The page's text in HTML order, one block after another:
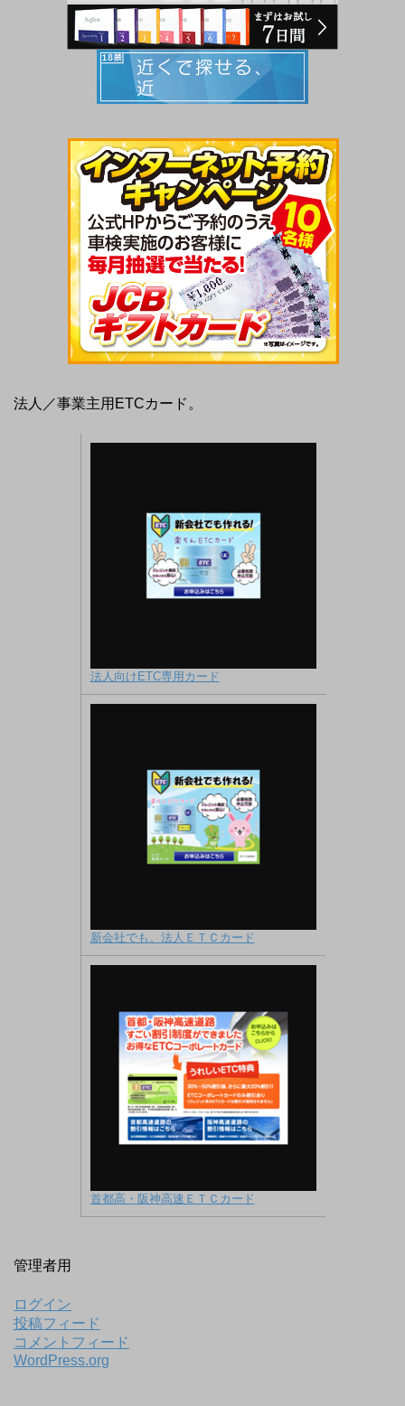
法人／事業主用ETCカード。
法人向けETC専用カード
新会社でも。法人ＥＴＣカード
首都高・阪神高速ＥＴＣカード
管理者用
ログイン
投稿フィード
コメントフィード
WordPress.org